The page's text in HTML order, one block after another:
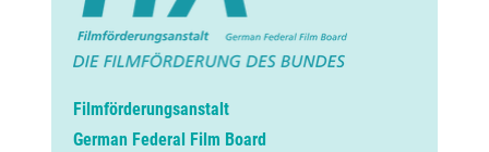
Filmförderungsanstalt
German Federal Film Board